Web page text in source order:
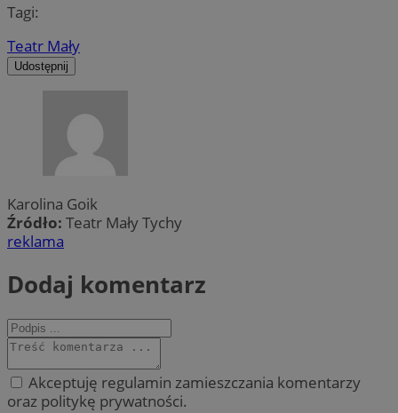
Tagi:
Teatr Mały
Udostępnij
Karolina Goik
Źródło: Teatr Mały Tychy
reklama
Dodaj komentarz
Akceptuję regulamin zamieszczania komentarzy
oraz politykę prywatności.